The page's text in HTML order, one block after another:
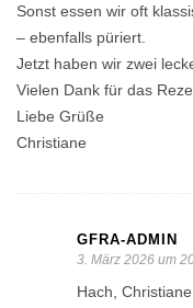
Sonst essen wir oft
– ebenfalls püriert.
Jetzt haben wir zwei
Vielen Dank für das
Liebe Grüße
Christiane
GFRA-ADMIN
3. März 2026 um
Hach,